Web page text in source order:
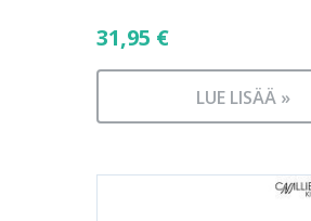
31,95 €
LUE LISÄÄ »